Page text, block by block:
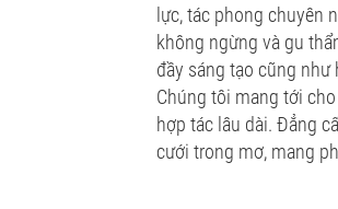
lực, tác phong chuyên
không ngừng và gu
đầy sáng tạo cũng
Chúng tôi mang tới
hợp tác lâu dài. Đẳng
cưới trong mơ, mang